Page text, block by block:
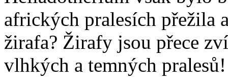
afrických pralesích přežila
žirafa? Žirafy jsou přece
vlhkých a temných pralesů!